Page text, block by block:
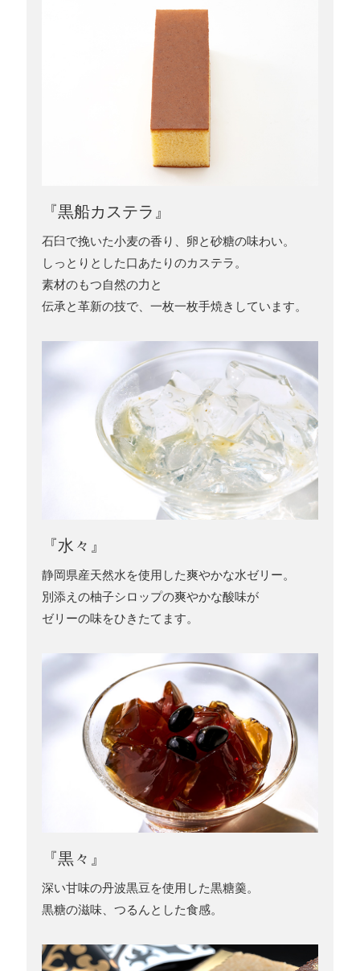
『黒船カステラ』
石臼で挽いた小麦の香り、卵と砂糖の味わい。
しっとりとした口あたりのカステラ。
素材のもつ自然の力と
伝承と革新の技で、一枚一枚手焼きしています。
『水々』
静岡県産天然水を使用した爽やかな水ゼリー。
別添えの柚子シロップの爽やかな酸味が
ゼリーの味をひきたてます。
『黒々』
深い甘味の丹波黒豆を使用した黒糖羹。
黒糖の滋味、つるんとした食感。